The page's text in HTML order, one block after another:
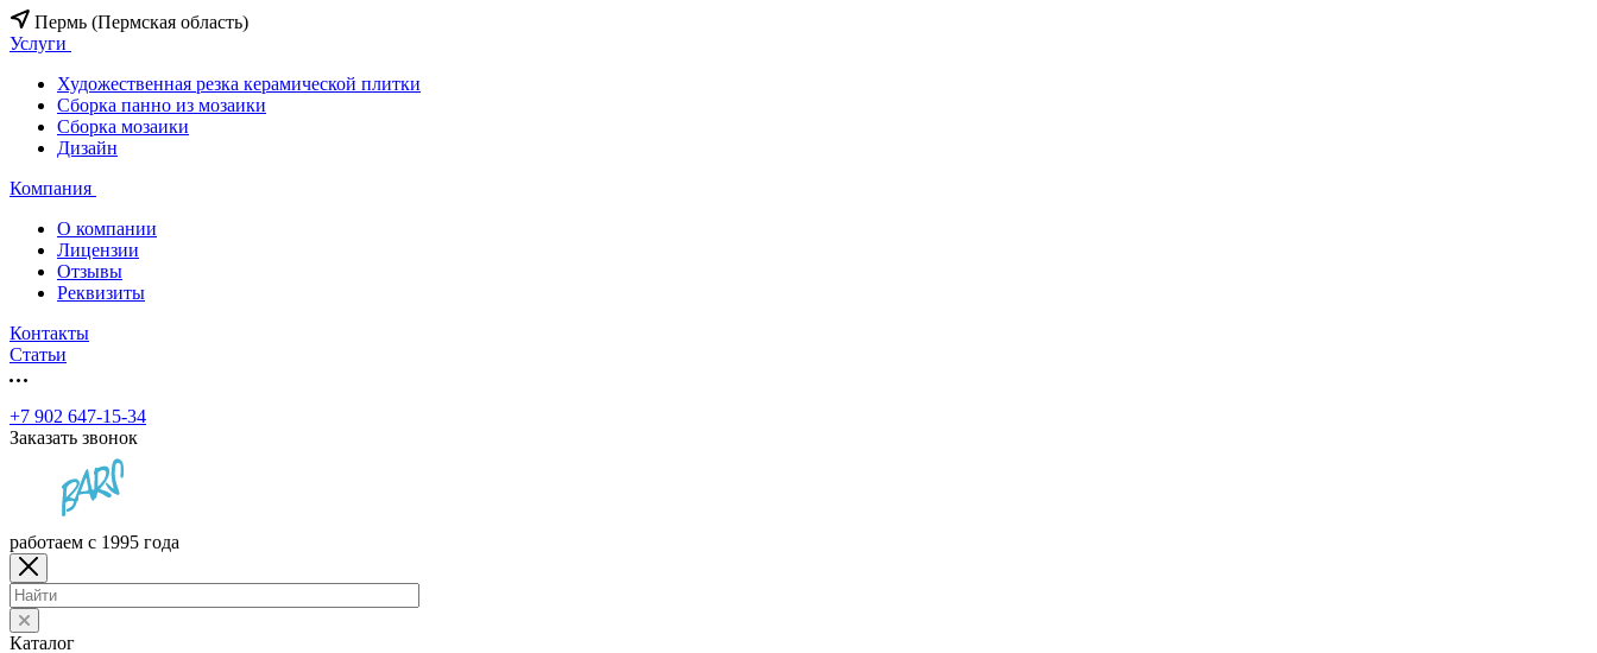
Пермь (Пермская область)
Услуги
Художественная резка керамической плитки
Сборка панно из мозаики
Сборка мозаики
Дизайн
Компания
О компании
Лицензии
Отзывы
Реквизиты
Контакты
Статьи
+7 902 647-15-34
Заказать звонок
работаем с 1995 года
Каталог